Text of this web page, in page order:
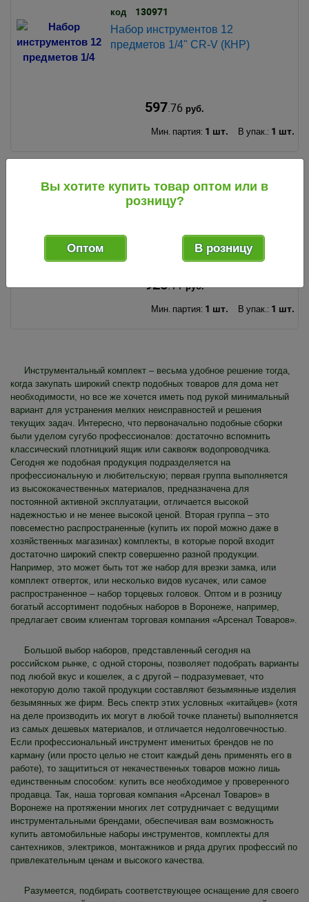
код 130971
Набор инструментов 12
предметов 1/4" CR-V (КНР)
597.76 руб.
Мин. партия: 1 шт. В упак.: 1 шт.
код 127685
Набор инструментов 12
925.11руб.
Мин. партия: 1 шт. В упак.: 1 шт.
Инструментальный комплект – весьма удобное решение тогда,
когда закупать широкий спектр подобных товаров для дома нет
необходимости, но все же хочется иметь под рукой минимальный
вариант для устранения мелких неисправностей и решения
текущих задач. Интересно, что первоначально подобные сборки
были уделом сугубо профессионалов: достаточно вспомнить
классический плотницкий ящик или саквояж водопроводчика.
Сегодня же подобная продукция подразделяется на
профессиональную и любительскую; первая группа выполняется
из высококачественных материалов, предназначена для
постоянной активной эксплуатации, отличается высокой
надежностью и не менее высокой ценой. Вторая группа – это
повсеместно распространенные (купить их порой можно даже в
хозяйственных магазинах) комплекты, в которые порой входит
достаточно широкий спектр совершенно разной продукции.
Например, это может быть тот же набор для врезки замка, или
комплект отверток, или несколько видов кусачек, или самое
распространенное – набор торцевых головок. Оптом и в розницу
богатый ассортимент подобных наборов в Воронеже, например,
предлагает своим клиентам торговая компания «Арсенал Товаров».
Большой выбор наборов, представленный сегодня на
российском рынке, с одной стороны, позволяет подобрать варианты
под любой вкус и кошелек, а с другой – подразумевает, что
некоторую долю такой продукции составляют безымянные изделия
безымянных же фирм. Весь спектр этих условных «китайцев» (хотя
на деле производить их могут в любой точке планеты) выполняется
из самых дешевых материалов, и отличается недолговечностью.
Если профессиональный инструмент именитых брендов не по
карману (или просто целью не стоит каждый день применять его в
работе), то защититься от некачественных товаров можно лишь
единственным способом: купить все необходимое у проверенного
продавца. Так, наша торговая компания «Арсенал Товаров» в
Воронеже на протяжении многих лет сотрудничает с ведущими
инструментальными брендами, обеспечивая вам возможность
купить автомобильные наборы инструментов, комплекты для
сантехников, электриков, монтажников и ряда других профессий по
привлекательным ценам и высокого качества.
Разумеется, подбирать соответствующее оснащение для своего
Вы хотите купить товар оптом или в
розницу?
Оптом В розницу